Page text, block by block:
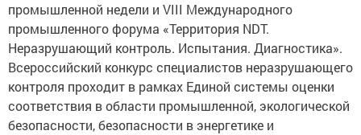
промышленной недели и VIII Международного
промышленного форума «Территория NDT.
Неразрушающий контроль. Испытания. Диагностика».
Всероссийский конкурс специалистов неразрушающего
контроля проходит в рамках Единой системы оценки
соответствия в области промышленной, экологической
безопасности, безопасности в энергетике и